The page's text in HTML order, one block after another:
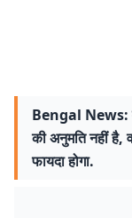
Bengal News:
की अनुमति नहीं है,
फायदा होगा.